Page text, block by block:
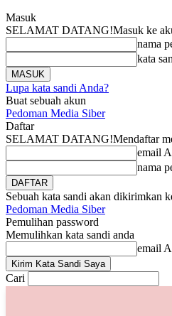
Masuk
SELAMAT DATANG!Masuk ke
nama
kata
Lupa kata sandi Anda?
Buat sebuah akun
Pedoman Media Siber
Daftar
SELAMAT DATANG!Mendaftar
email
nama
Sebuah kata sandi akan dikirimkan
Pedoman Media Siber
Pemulihan password
Memulihkan kata sandi anda
email
Cari